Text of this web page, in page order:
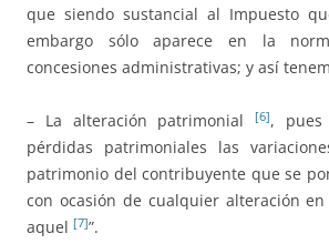
que siendo sustancial al Impuesto
embargo sólo aparece en la
concesiones administrativas; y así
– La alteración patrimonial [6], pues
pérdidas patrimoniales las
patrimonio del contribuyente que se
con ocasión de cualquier alteración
aquel [7]”.